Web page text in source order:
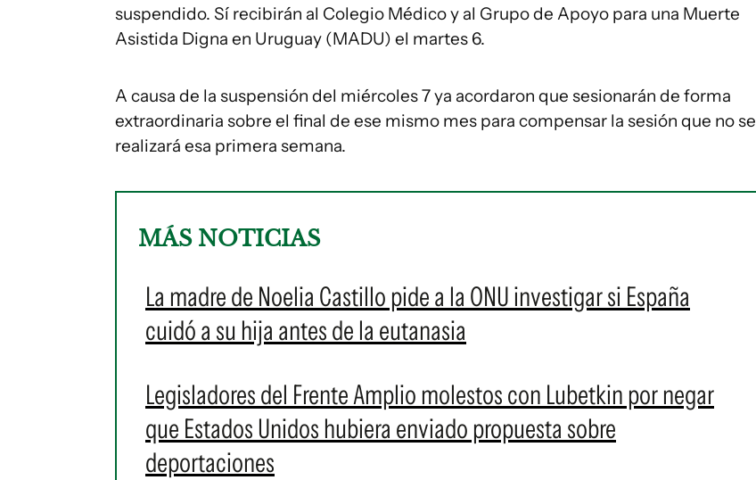
suspendido. Sí recibirán al Colegio Médico y al Grupo de Apoyo para una Muerte
Asistida Digna en Uruguay (MADU) el martes 6.
A causa de la suspensión del miércoles 7 ya acordaron que sesionarán de forma
extraordinaria sobre el final de ese mismo mes para compensar la sesión que no se
realizará esa primera semana.
MÁS NOTICIAS
La madre de Noelia Castillo pide a la ONU investigar si España
cuidó a su hija antes de la eutanasia
Legisladores del Frente Amplio molestos con Lubetkin por negar
que Estados Unidos hubiera enviado propuesta sobre
deportaciones